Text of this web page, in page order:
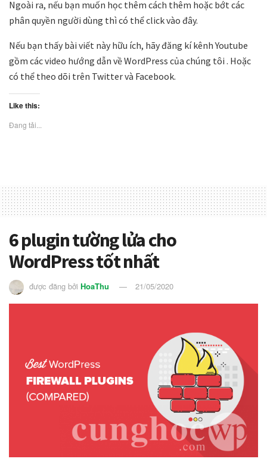
Ngoài ra, nếu bạn muốn học thêm cách thêm hoặc bớt các
phân quyền người dùng thì có thể click vào đây.
Nếu bạn thấy bài viết này hữu ích, hãy đăng kí kênh Youtube
gồm các video hướng dẫn về WordPress của chúng tôi . Hoặc
có thể theo dõi trên Twitter và Facebook.
Like this:
Đang tải...
6 plugin tường lửa cho
WordPress tốt nhất
được đăng bởi HoaThu 21/05/2020